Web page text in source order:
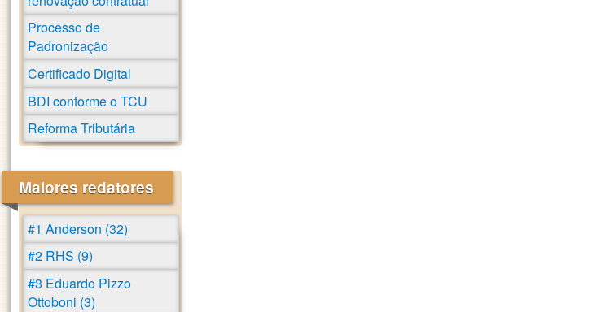
Processo de
Padronização
Certificado Digital
BDI conforme o TCU
Reforma Tributária
Maiores redatores
#1 Anderson (32)
#2 RHS (9)
#3 Eduardo Pizzo
Ottoboni (3)